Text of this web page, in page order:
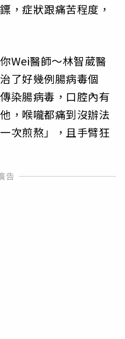
，症狀跟痛苦程度，
Wei醫師～林智葳醫
了好幾例腸病毒個
染腸病毒，口腔內有
，喉嚨都痛到沒辦法
次煎熬」，且手臂狂